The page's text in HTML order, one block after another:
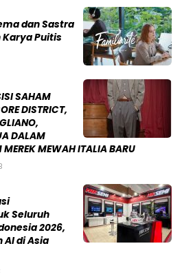
dan Sastra
Puitis
SAHAM
DISTRICT,
DALAM
MEWAH ITALIA BARU
Seluruh
2026,
AI di Asia